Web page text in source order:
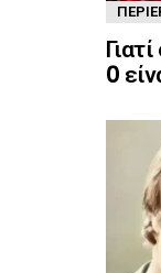
0